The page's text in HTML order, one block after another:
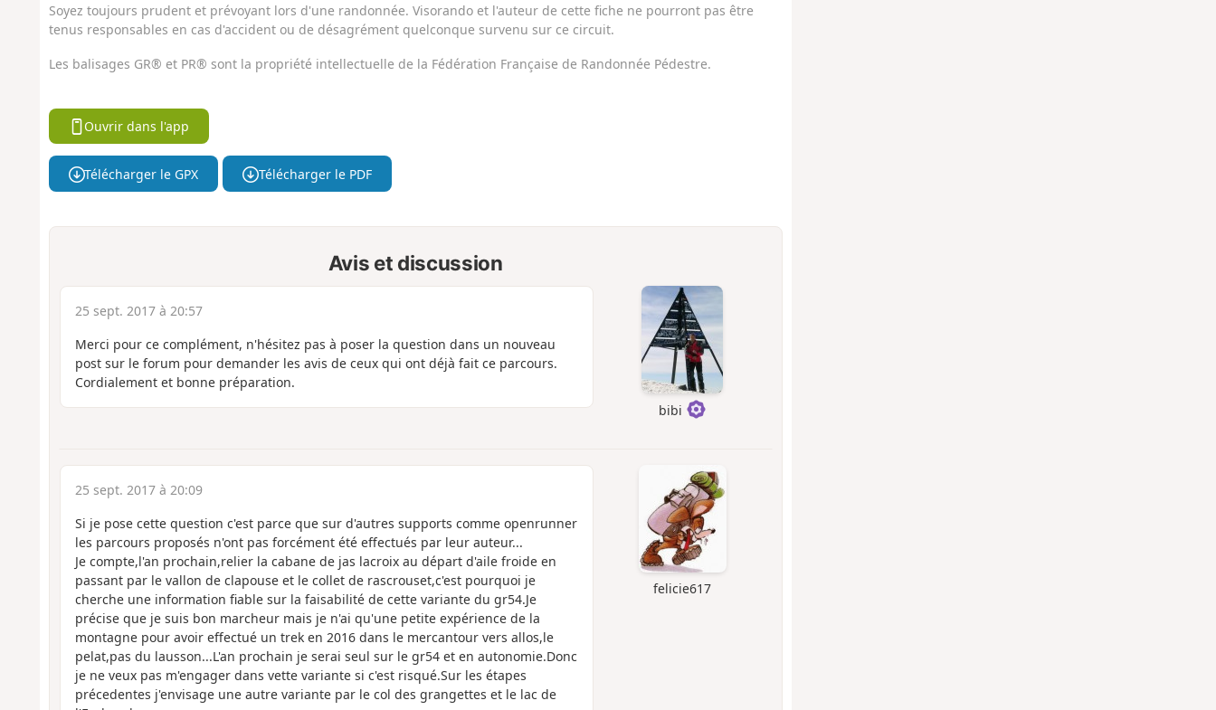
Soyez toujours prudent et prévoyant lors d'une randonnée. Visorando et l'auteur de cette fiche ne pourront pas être
tenus responsables en cas d'accident ou de désagrément quelconque survenu sur ce circuit.
Les balisages GR® et PR® sont la propriété intellectuelle de la Fédération Française de Randonnée Pédestre.
Ouvrir dans l'app
Télécharger le GPX Télécharger le PDF
Avis et discussion
bibi
25 sept. 2017 à 20:57
Merci pour ce complément, n'hésitez pas à poser la question dans un nouveau
post sur le forum pour demander les avis de ceux qui ont déjà fait ce parcours.
Cordialement et bonne préparation.
felicie617
25 sept. 2017 à 20:09
Si je pose cette question c'est parce que sur d'autres supports comme openrunner
les parcours proposés n'ont pas forcément été effectués par leur auteur...
Je compte,l'an prochain,relier la cabane de jas lacroix au départ d'aile froide en
passant par le vallon de clapouse et le collet de rascrouset,c'est pourquoi je
cherche une information fiable sur la faisabilité de cette variante du gr54.Je
précise que je suis bon marcheur mais je n'ai qu'une petite expérience de la
montagne pour avoir effectué un trek en 2016 dans le mercantour vers allos,le
pelat,pas du lausson...L'an prochain je serai seul sur le gr54 et en autonomie.Donc
je ne veux pas m'engager dans vette variante si c'est risqué.Sur les étapes
précedentes j'envisage une autre variante par le col des grangettes et le lac de